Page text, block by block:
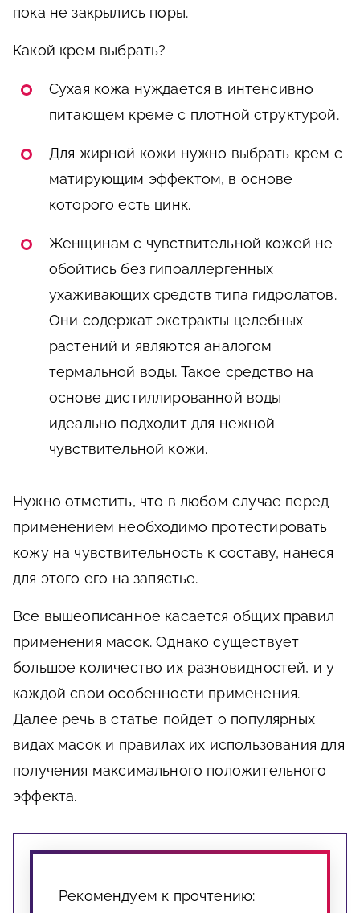
пока не закрылись поры.
Какой крем выбрать?
Сухая кожа нуждается в интенсивно
питающем креме с плотной структурой.
Для жирной кожи нужно выбрать крем с
матирующим эффектом, в основе
которого есть цинк.
Женщинам с чувствительной кожей не
обойтись без гипоаллергенных
ухаживающих средств типа гидролатов.
Они содержат экстракты целебных
растений и являются аналогом
термальной воды. Такое средство на
основе дистиллированной воды
идеально подходит для нежной
чувствительной кожи.
Нужно отметить, что в любом случае перед
применением необходимо протестировать
кожу на чувствительность к составу, нанеся
для этого его на запястье.
Все вышеописанное касается общих правил
применения масок. Однако существует
большое количество их разновидностей, и у
каждой свои особенности применения.
Далее речь в статье пойдет о популярных
видах масок и правилах их использования для
получения максимального положительного
эффекта.
Рекомендуем к прочтению: